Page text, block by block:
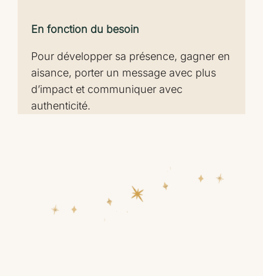
En fonction du besoin
Pour développer sa présence, gagner en
aisance, porter un message avec plus
d’impact et communiquer avec
authenticité.